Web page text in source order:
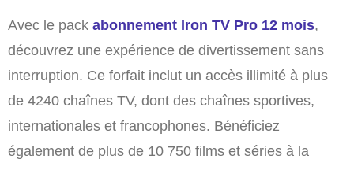
Avec le pack abonnement Iron TV Pro 12 mois,
découvrez une expérience de divertissement sans
interruption. Ce forfait inclut un accès illimité à plus
de 4240 chaînes TV, dont des chaînes sportives,
internationales et francophones. Bénéficiez
également de plus de 10 750 films et séries à la